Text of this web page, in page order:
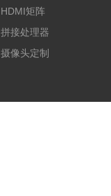
HDMI矩阵
拼接处理器
摄像头定制